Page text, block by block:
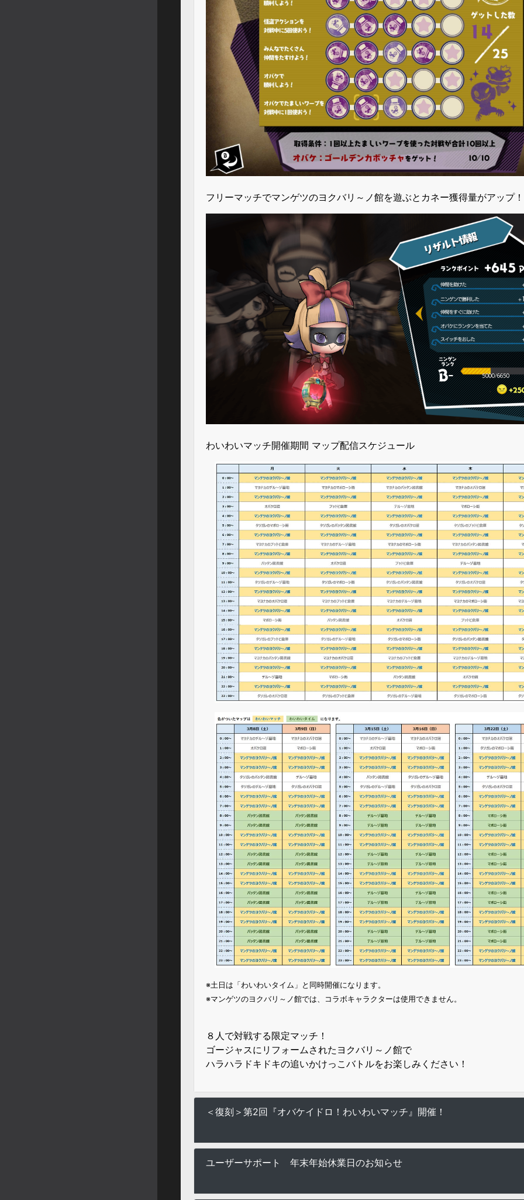
フリーマッチでマンゲツのヨクバリ～ノ館を遊ぶとカネー獲得量がアップ！
わいわいマッチ開催期間 マップ配信スケジュール
※土日は「わいわいタイム」と同時開催になります。
※マンゲツのヨクバリ～ノ館では、コラボキャラクターは使用できません。
８人で対戦する限定マッチ！
ゴージャスにリフォームされたヨクバリ～ノ館で
ハラハラドキドキの追いかけっこバトルをお楽しみください！
＜復刻＞第2回『オバケイドロ！わいわいマッチ』開催！
ユーザーサポート 年末年始休業日のお知らせ